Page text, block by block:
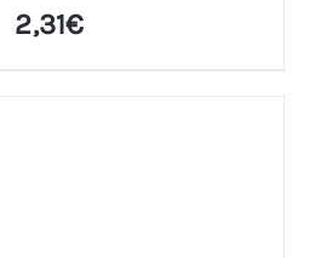
2,31€